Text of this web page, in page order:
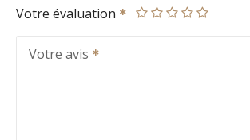
Votre évaluation
Votre avis